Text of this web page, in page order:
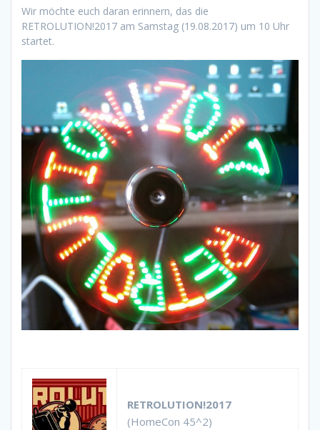
Wir möchte euch daran erinnern, das die
RETROLUTION!2017 am Samstag (19.08.2017) um 10 Uhr
startet.
RETROLUTION!2017
(HomeCon 45^2)